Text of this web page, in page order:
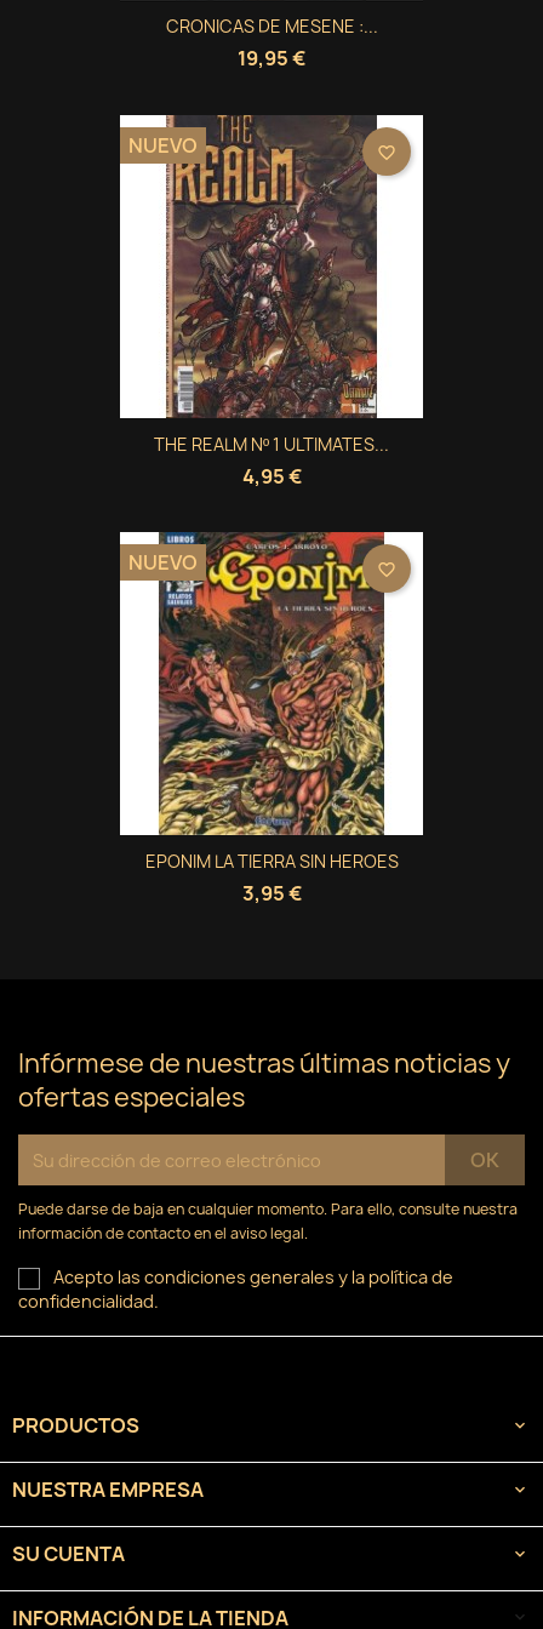
CRONICAS DE MESENE :...
19,95 €
THE REALM Nº 1 ULTIMATES...
4,95 €
NUEVO favorite_border
EPONIM LA TIERRA SIN HEROES
3,95 €
NUEVO favorite_border
Infórmese de nuestras últimas noticias y
ofertas especiales
Puede darse de baja en cualquier momento. Para ello, consulte nuestra
información de contacto en el aviso legal.
Acepto las condiciones generales y la política de
confidencialidad.
PRODUCTOS 
NUESTRA EMPRESA 
SU CUENTA 
INFORMACIÓN DE LA TIENDA keyboard_arrow_down